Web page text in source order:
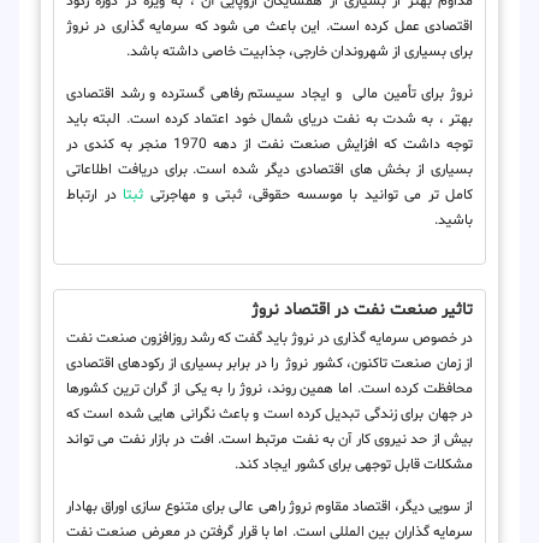
اقتصادی عمل کرده است. این باعث می شود که سرمایه گذاری در نروژ
برای بسیاری از شهروندان خارجی، جذابیت خاصی داشته باشد.
نروژ برای تأمین مالی و ایجاد سیستم رفاهی گسترده و رشد اقتصادی
بهتر ، به شدت به نفت دریای شمال خود اعتماد کرده است. البته باید
توجه داشت که افزایش صنعت نفت از دهه 1970 منجر به کندی در
بسیاری از بخش های اقتصادی دیگر شده است. برای دریافت اطلاعاتی
کامل تر می توانید با موسسه حقوقی، ثبتی و مهاجرتی ثبتا در ارتباط
باشید.
تاثیر صنعت نفت در اقتصاد نروژ
در خصوص سرمایه گذاری در نروژ باید گفت که رشد روزافزون صنعت نفت
از زمان صنعت تاکنون، کشور نروژ را در برابر بسیاری از رکودهای اقتصادی
محافظت کرده است. اما همین روند، نروژ را به یکی از گران ترین کشورها
در جهان برای زندگی تبدیل کرده است و باعث نگرانی هایی شده است که
بیش از حد نیروی کار آن به نفت مرتبط است. افت در بازار نفت می تواند
مشکلات قابل توجهی برای کشور ایجاد کند.
از سویی دیگر، اقتصاد مقاوم نروژ راهی عالی برای متنوع سازی اوراق بهادار
سرمایه گذاران بین المللی است. اما با قرار گرفتن در معرض صنعت نفت